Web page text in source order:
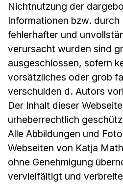
Nichtnutzung der
Informationen bzw. durch
fehlerhafter und
verursacht wurden sind
ausgeschlossen, sofern
vorsätzliches oder grob
verschulden d. Autors
Der Inhalt dieser
urheberrechtlich
Alle Abbildungen und
Webseiten von Katja
ohne Genehmigung
vervielfältigt und